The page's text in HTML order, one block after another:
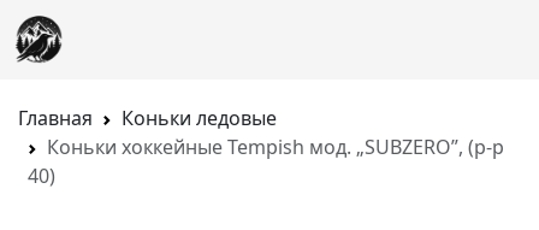
Главная
Коньки ледовые
Коньки хоккейные Tempish мод. „SUBZERO”, (р-р
40)